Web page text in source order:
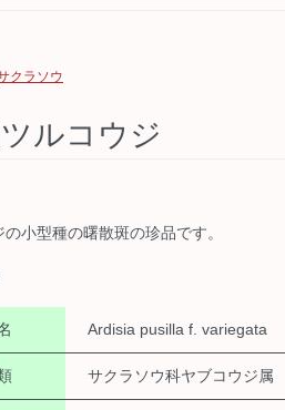
クラソウ
ルコウジ
小型種の曙散斑の珍品です。
Ardisia pusilla f. variegata
サクラソウ科ヤブコウジ属